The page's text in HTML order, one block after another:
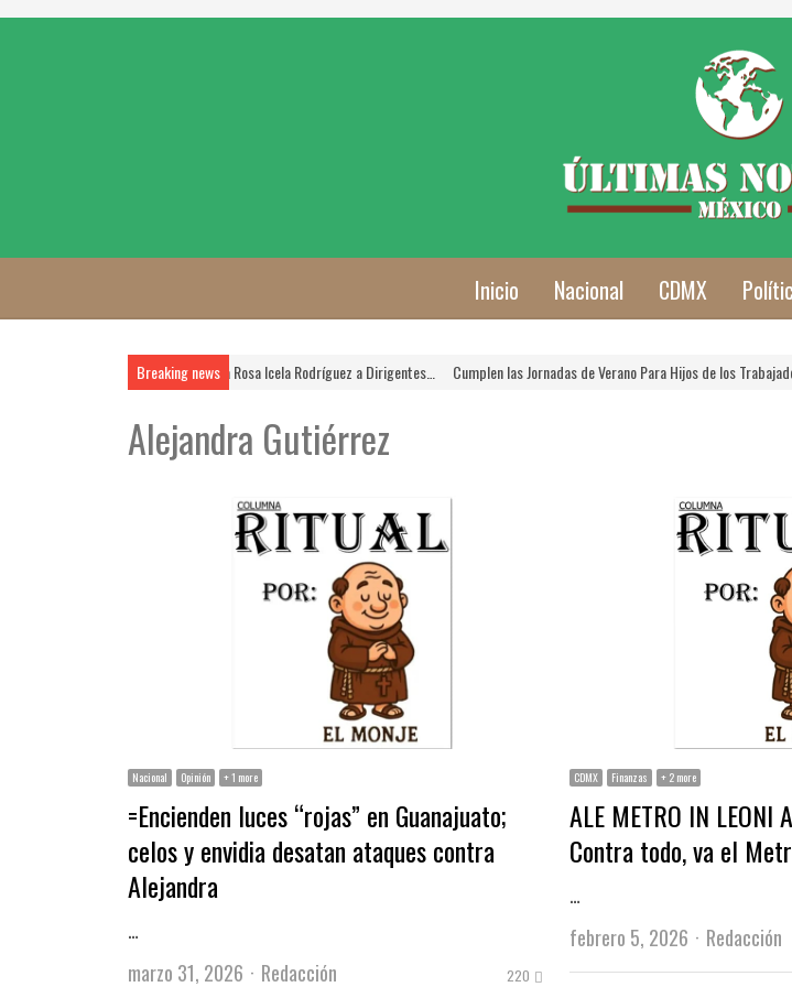
Inicio Nacional CDMX
Breaking news
La FSTSE es Prioridad, Asegura Rosa Icela Rodríguez a Dirigentes… Cumplen las Jornadas de Verano Para Hijos de los Trabajadores…
Alejandra Gutiérrez
Nacional Opinión + 1 more
=Encienden luces “rojas” en Guanajuato;
celos y envidia desatan ataques contra
Alejandra
…
marzo 31, 2026
Author
Redacción 220
CDMX Finanzas + 2 more
ALE METRO IN LEONI
Contra todo, va el
…
febrero 5, 2026
Author
Redacción